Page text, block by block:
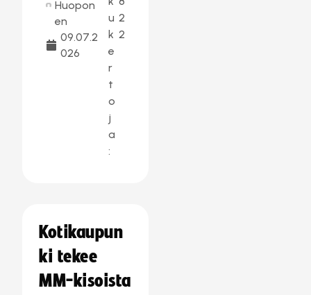
Huopon
en
09.07.2
026
u
k
e
r
t
o
j
a
:
2
2
Kotikaupun
ki tekee
MM-kisoista